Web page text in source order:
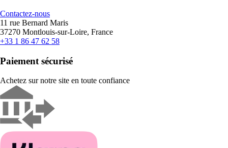
Contactez-nous
11 rue Bernard Maris
37270 Montlouis-sur-Loire, France
+33 1 86 47 62 58
Paiement sécurisé
Achetez sur notre site en toute confiance